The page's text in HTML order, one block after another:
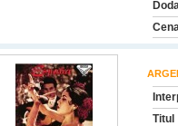
Titul